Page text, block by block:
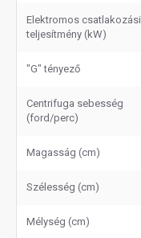
Elektromos csatlakozási
teljesítmény (kW)
"G" tényező
Centrifuga sebesség
(ford/perc)
Magasság (cm)
Szélesség (cm)
Mélység (cm)